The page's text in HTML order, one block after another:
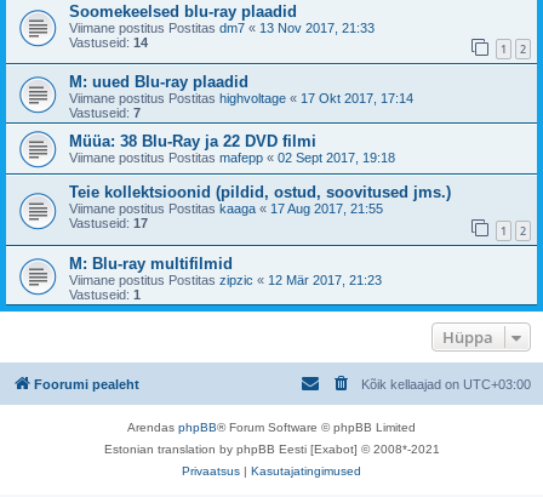
Soomekeelsed blu-ray plaadid
Viimane postitus Postitas dm7 « 13 Nov 2017, 21:33
Vastuseid: 14 1 2
M: uued Blu-ray plaadid
Viimane postitus Postitas highvoltage « 17 Okt 2017, 17:14
Vastuseid: 7
Müüa: 38 Blu-Ray ja 22 DVD filmi
Viimane postitus Postitas mafepp « 02 Sept 2017, 19:18
Teie kollektsioonid (pildid, ostud, soovitused jms.)
Viimane postitus Postitas kaaga « 17 Aug 2017, 21:55
Vastuseid: 17 1 2
M: Blu-ray multifilmid
Viimane postitus Postitas zipzic « 12 Mär 2017, 21:23
Vastuseid: 1
Hüppa
Foorumi pealeht Kõik kellaajad on UTC+03:00
Arendas phpBB® Forum Software © phpBB Limited
Estonian translation by phpBB Eesti [Exabot] © 2008*-2021
Privaatsus | Kasutajatingimused